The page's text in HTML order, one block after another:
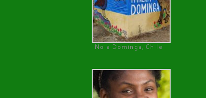
No a Dominga, Chile